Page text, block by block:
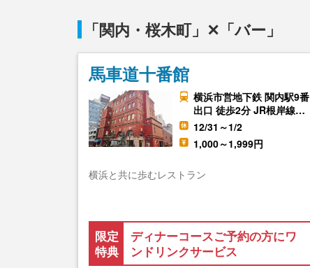
「関内・桜木町」✕「バー」
馬車道十番館
横浜市営地下鉄 関内駅9番
出口 徒歩2分 JR根岸線…
12/31～1/2
1,000～1,999円
横浜と共に歩むレストラン
限定
特典
ディナーコースご予約の方にワ
ンドリンクサービス